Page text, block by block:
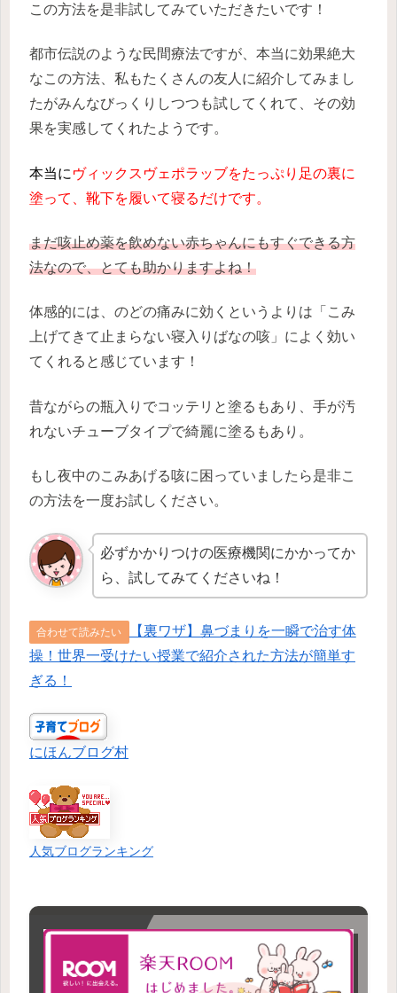
この方法を是非試してみていただきたいです！
都市伝説のような民間療法ですが、本当に効果絶大
なこの方法、私もたくさんの友人に紹介してみまし
たがみんなびっくりしつつも試してくれて、その効
果を実感してくれたようです。
本当に ヴィックスヴェポラッブをたっぷり足の裏に
塗って、靴下を履いて寝るだけです。
まだ咳止め薬を飲めない赤ちゃんにもすぐできる方
法なので、とても助かりますよね！
体感的には、のどの痛みに効くというよりは「こみ
上げてきて止まらない寝入りばなの咳」によく効い
てくれると感じています！
昔ながらの瓶入りでコッテリと塗るもあり、手が汚
れないチューブタイプで綺麗に塗るもあり。
もし夜中のこみあげる咳に困っていましたら是非こ
の方法を一度お試しください。
必ずかかりつけの医療機関にかかってか
ら、試してみてくださいね！
合わせて読みたい
【裏ワザ】鼻づまりを一瞬で治す体
操！世界一受けたい授業で紹介された方法が簡単す
ぎる！
にほんブログ村
人気ブログランキング